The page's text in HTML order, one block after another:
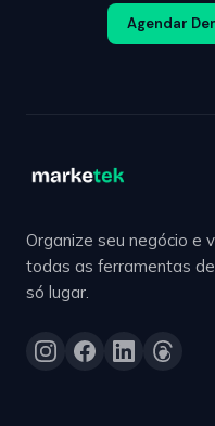
Agendar
Organize seu negócio e
todas as ferramentas
só lugar.